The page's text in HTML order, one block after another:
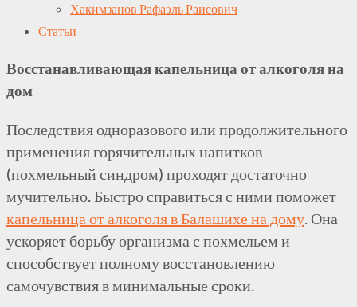
Хакимзанов Рафаэль Раисович
Статьи
Восстанавливающая капельница от алкоголя на
дом
Последствия одноразового или продолжительного
применения горячительных напитков
(похмельный синдром) проходят достаточно
мучительно. Быстро справиться с ними поможет
капельница от алкоголя в Балашихе на дому . Она
ускоряет борьбу организма с похмельем и
способствует полному восстановлению
самочувствия в минимальные сроки.